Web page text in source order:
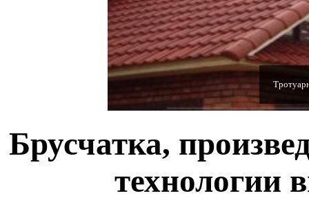
Брусчатка,
технологии